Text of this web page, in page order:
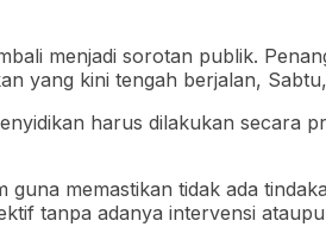
menjadi sorotan publik.
yang kini tengah berjalan,
harus dilakukan secara
memastikan tidak ada
tanpa adanya intervensi